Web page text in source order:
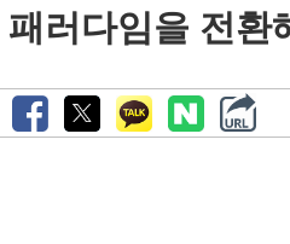
패러다임을 전환